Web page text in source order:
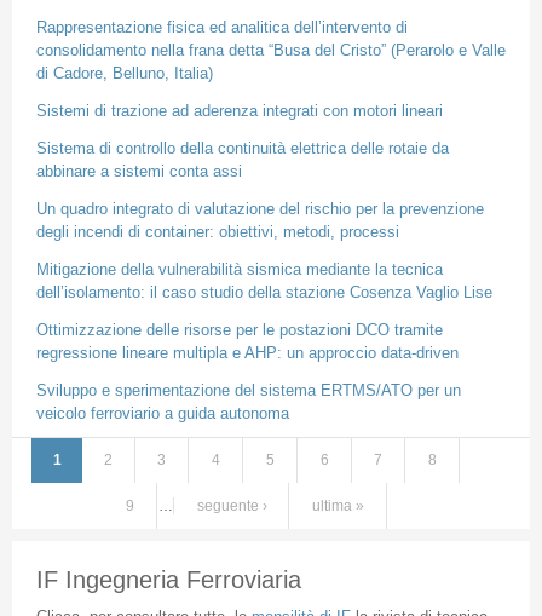
Rappresentazione fisica ed analitica dell’intervento di
consolidamento nella frana detta “Busa del Cristo” (Perarolo e Valle
di Cadore, Belluno, Italia)
Sistemi di trazione ad aderenza integrati con motori lineari
Sistema di controllo della continuità elettrica delle rotaie da
abbinare a sistemi conta assi
Un quadro integrato di valutazione del rischio per la prevenzione
degli incendi di container: obiettivi, metodi, processi
Mitigazione della vulnerabilità sismica mediante la tecnica
dell’isolamento: il caso studio della stazione Cosenza Vaglio Lise
Ottimizzazione delle risorse per le postazioni DCO tramite
regressione lineare multipla e AHP: un approccio data-driven
Sviluppo e sperimentazione del sistema ERTMS/ATO per un
veicolo ferroviario a guida autonoma
Pagine
1 2 3 4 5 6 7 8
9 … seguente › ultima »
IF Ingegneria Ferroviaria